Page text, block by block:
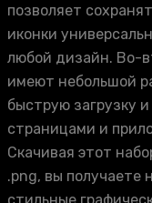
позволяет
иконки
любой дизайн. Во-
имеют небольшой
быструю загрузку
страницами и
Скачивая этот
.png, вы получаете